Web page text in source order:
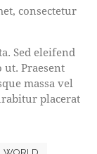
consectetur
Sed eleifend
Praesent
massa vel
placerat